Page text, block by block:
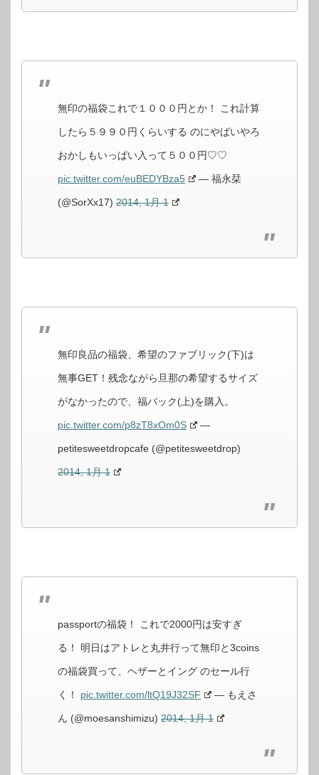
無印の福袋これで１０００円とか！ これ計算
したら５９９０円くらいする のにやばいやろ
おかしもいっぱい入って５００円♡♡
pic.twitter.com/euBEDYBza5 — 福永栞
(@SorXx17) 2014, 1月 1
無印良品の福袋、希望のファブリック(下)は
無事GET！残念ながら旦那の希望するサイズ
がなかったので、福バック(上)を購入。
pic.twitter.com/p8zT8xOm0S —
petitesweetdropcafe (@petitesweetdrop)
2014, 1月 1
passportの福袋！ これで2000円は安すぎ
る！ 明日はアトレと丸井行って無印と3coins
の福袋買って、ヘザーとイング のセール行
く！ pic.twitter.com/ltQ19J32SF — もえさ
ん (@moesanshimizu) 2014, 1月 1